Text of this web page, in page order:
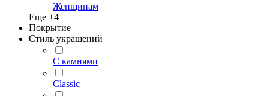
Женщинам
Еще +4
Покрытие
Стиль украшений
С камнями
Classic